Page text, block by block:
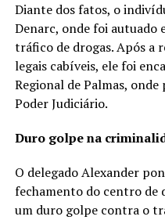
Diante dos fatos, o
Denarc, onde foi autuado
tráfico de drogas. Após a
legais cabíveis, ele foi
Regional de Palmas,
Poder Judiciário.
Duro golpe na
O delegado Alexander
fechamento do centro de
um duro golpe contra o